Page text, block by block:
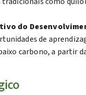
do
de
carbono, a partir